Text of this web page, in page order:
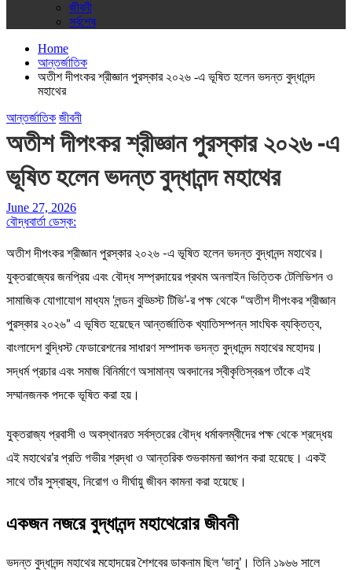
জীবনী
সর্বশেষ
Home
আন্তর্জাতিক
অতীশ দীপংকর শ্রীজ্ঞান পুরস্কার ২০২৬ -এ ভূষিত হলেন ভদন্ত বুদ্ধানন্দ
মহাথের
আন্তর্জাতিক জীবনী
অতীশ দীপংকর শ্রীজ্ঞান পুরস্কার ২০২৬ -এ
ভূষিত হলেন ভদন্ত বুদ্ধানন্দ মহাথের
June 27, 2026
বৌদ্ধবার্তা ডেস্ক:
অতীশ দীপংকর শ্রীজ্ঞান পুরস্কার ২০২৬ -এ ভূষিত হলেন ভদন্ত বুদ্ধানন্দ মহাথের।
যুক্তরাজ্যের জনপ্রিয় এবং বৌদ্ধ সম্প্রদায়ের প্রথম অনলাইন ভিত্তিক টেলিভিশন ও
সামাজিক যোগাযোগ মাধ্যম ‘লন্ডন বুড্ডিস্ট টিভি’-র পক্ষ থেকে “অতীশ দীপংকর শ্রীজ্ঞান
পুরস্কার ২০২৬” এ ভূষিত হয়েছেন আন্তর্জাতিক খ্যাতিসম্পন্ন সাংঘিক ব্যক্তিত্ব,
বাংলাদেশ বুদ্ধিস্ট ফেডারেশনের সাধারণ সম্পাদক ভদন্ত বুদ্ধানন্দ মহাথের মহোদয়।
সদ্ধর্ম প্রচার এবং সমাজ বিনির্মাণে অসামান্য অবদানের স্বীকৃতিস্বরূপ তাঁকে এই
সম্মানজনক পদকে ভূষিত করা হয়।
যুক্তরাজ্য প্রবাসী ও অবস্থানরত সর্বস্তরের বৌদ্ধ ধর্মাবলম্বীদের পক্ষ থেকে শ্রদ্ধেয়
এই মহাথের’র প্রতি গভীর শ্রদ্ধা ও আন্তরিক শুভকামনা জ্ঞাপন করা হয়েছে। একই
সাথে তাঁর সুস্বাস্থ্য, নিরোগ ও দীর্ঘায়ু জীবন কামনা করা হয়েছে।
একজন নজরে বুদ্ধানন্দ মহাথেরোর জীবনী
ভদন্ত বুদ্ধানন্দ মহাথের মহোদয়ের শৈশবের ডাকনাম ছিল ‘ভানু’। তিনি ১৯৬৬ সালে